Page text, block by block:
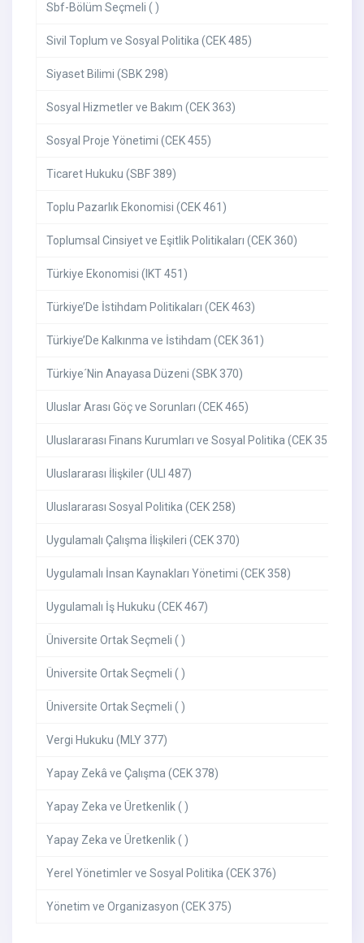
Sbf-Bölüm Seçmeli ( )
Sivil Toplum ve Sosyal Politika (CEK 485)
Siyaset Bilimi (SBK 298)
Sosyal Hizmetler ve Bakım (CEK 363)
Sosyal Proje Yönetimi (CEK 455)
Ticaret Hukuku (SBF 389)
Toplu Pazarlık Ekonomisi (CEK 461)
Toplumsal Cinsiyet ve Eşitlik Politikaları (CEK 360)
Türkiye Ekonomisi (IKT 451)
Türkiye’De İstihdam Politikaları (CEK 463)
Türkiye’De Kalkınma ve İstihdam (CEK 361)
Türkiye´Nin Anayasa Düzeni (SBK 370)
Uluslar Arası Göç ve Sorunları (CEK 465)
Uluslararası Finans Kurumları ve Sosyal Politika (CEK 355)
Uluslararası İlişkiler (ULI 487)
Uluslararası Sosyal Politika (CEK 258)
Uygulamalı Çalışma İlişkileri (CEK 370)
Uygulamalı İnsan Kaynakları Yönetimi (CEK 358)
Uygulamalı İş Hukuku (CEK 467)
Üniversite Ortak Seçmeli ( )
Üniversite Ortak Seçmeli ( )
Üniversite Ortak Seçmeli ( )
Vergi Hukuku (MLY 377)
Yapay Zekâ ve Çalışma (CEK 378)
Yapay Zeka ve Üretkenlik ( )
Yapay Zeka ve Üretkenlik ( )
Yerel Yönetimler ve Sosyal Politika (CEK 376)
Yönetim ve Organizasyon (CEK 375)